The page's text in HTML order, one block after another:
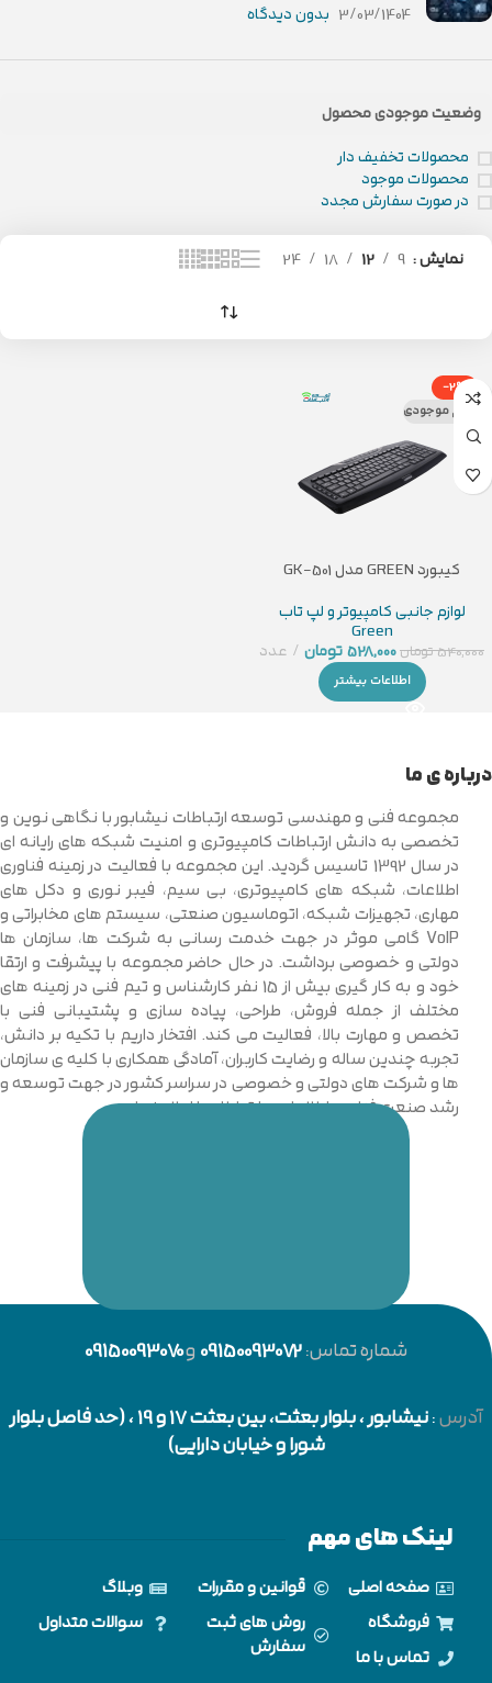
3/03/1404 بدون دیدگاه
وضعیت موجودی محصول
محصولات تخفیف دار
محصولات موجود
در صورت سفارش مجدد
نمایش 9
12
18
24
-2%
اتمام موجودی
کیبورد GREEN مدل GK-501
لوازم جانبی کامپیوتر و لپ تاب
Green
540,000تومان528,000تومان عدد
اطلاعات بیشتر
درباره ی ما
مجموعه فنی و مهندسی توسعه ارتباطات نیشابور با نگاهی نوین و
تخصصی به دانش ارتباطات کامپیوتری و امنیت شبکه های رایانه ای
در سال 1392 تاسیس گردید. این مجموعه با فعالیت در زمینه فناوری
اطلاعات، شبکه های کامپیوتری، بی سیم، فیبر نوری و دکل های
مهاری، تجهیزات شبکه، اتوماسیون صنعتی، سیستم های مخابراتی و
VoIP گامی موثر در جهت خدمت رسانی به شرکت ها، سازمان ها
دولتی و خصوصی برداشت. در حال حاضر مجموعه با پیشرفت و ارتقا
خود و به کار گیری بیش از 15 نفر کارشناس و تیم فنی در زمینه های
مختلف از جمله فروش، طراحی، پیاده سازی و پشتیبانی فنی با
تخصص و مهارت بالا، فعالیت می کند. افتخار داریم با تکیه بر دانش،
تجربه چندین ساله و رضایت کاربران، آمادگی همکاری با کلیه ی سازمان
ها و شرکت های دولتی و خصوصی در سراسر کشور در جهت توسعه و
رشد صنعت فناوری اطلاعات و ارتباطات را اعلام نماییم.
شماره تماس:09150093072و09150093070
آدرس:نیشابور
، بلوار بعثت، بین بعثت 17 و 19 ، (حد فاصل بلوار
شورا و خیابان دارایی)
لینک های مهم
صفحه اصلی
فروشگاه
تماس با ما
قوانین و مقررات
روش های ثبت
سفارش
وبلاگ
سوالات متداول